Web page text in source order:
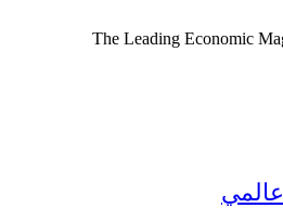
The Leading Economic